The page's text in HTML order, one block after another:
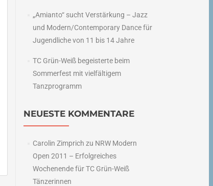
„Amianto“ sucht Verstärkung – Jazz
und Modern/Contemporary Dance für
Jugendliche von 11 bis 14 Jahre
TC Grün-Weiß begeisterte beim
Sommerfest mit vielfältigem
Tanzprogramm
NEUESTE KOMMENTARE
Carolin Zimprich zu NRW Modern
Open 2011 – Erfolgreiches
Wochenende für TC Grün-Weiß
Tänzerinnen